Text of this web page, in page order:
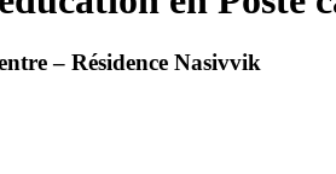
– Résidence Nasivvik